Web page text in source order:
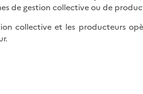
de gestion collective ou de
collective et les producteurs